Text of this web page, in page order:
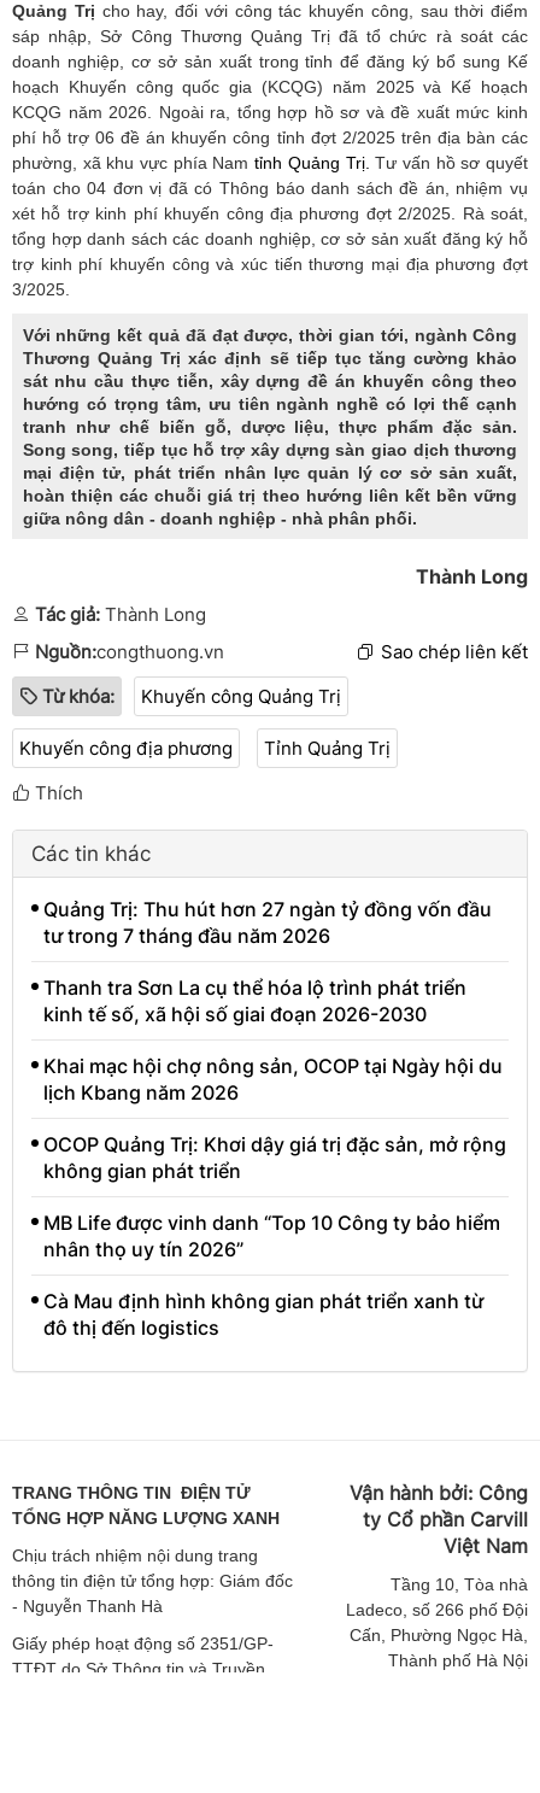
Quảng Trị cho hay, đối với công tác khuyến công, sau thời điểm
sáp nhập, Sở Công Thương Quảng Trị đã tổ chức rà soát các
doanh nghiệp, cơ sở sản xuất trong tỉnh để đăng ký bổ sung Kế
hoạch Khuyến công quốc gia (KCQG) năm 2025 và Kế hoạch
KCQG năm 2026. Ngoài ra, tổng hợp hồ sơ và đề xuất mức kinh
phí hỗ trợ 06 đề án khuyến công tỉnh đợt 2/2025 trên địa bàn các
phường, xã khu vực phía Namtỉnh Quảng Trị.Tư vấn hồ sơ quyết
toán cho 04 đơn vị đã có Thông báo danh sách đề án, nhiệm vụ
xét hỗ trợ kinh phí khuyến công địa phương đợt 2/2025. Rà soát,
tổng hợp danh sách các doanh nghiệp, cơ sở sản xuất đăng ký hỗ
trợ kinh phí khuyến công và xúc tiến thương mại địa phương đợt
3/2025.
Với những kết quả đã đạt được, thời gian tới, ngành Công
Thương Quảng Trị xác định sẽ tiếp tục tăng cường khảo
sát nhu cầu thực tiễn, xây dựng đề án khuyến công theo
hướng có trọng tâm, ưu tiên ngành nghề có lợi thế cạnh
tranh như chế biến gỗ, dược liệu, thực phẩm đặc sản.
Song song, tiếp tục hỗ trợ xây dựng sàn giao dịch thương
mại điện tử, phát triển nhân lực quản lý cơ sở sản xuất,
hoàn thiện các chuỗi giá trị theo hướng liên kết bền vững
giữa nông dân - doanh nghiệp - nhà phân phối.
Thành Long
Tác giả: Thành Long
Nguồn:congthuong.vn
Sao chép liên kết
Từ khóa:
Khuyến công Quảng Trị
Khuyến công địa phương
Tỉnh Quảng Trị
Thích
Các tin khác
Quảng Trị: Thu hút hơn 27 ngàn tỷ đồng vốn đầu
tư trong 7 tháng đầu năm 2026
Thanh tra Sơn La cụ thể hóa lộ trình phát triển
kinh tế số, xã hội số giai đoạn 2026-2030
Khai mạc hội chợ nông sản, OCOP tại Ngày hội du
lịch Kbang năm 2026
OCOP Quảng Trị: Khơi dậy giá trị đặc sản, mở rộng
không gian phát triển
MB Life được vinh danh “Top 10 Công ty bảo hiểm
nhân thọ uy tín 2026”
Cà Mau định hình không gian phát triển xanh từ
đô thị đến logistics
TRANG THÔNG TIN ĐIỆN TỬ
TỔNG HỢP NĂNG LƯỢNG XANH
Chịu trách nhiệm nội dung trang
thông tin điện tử tổng hợp: Giám đốc
- Nguyễn Thanh Hà
Giấy phép hoạt động số 2351/GP-
TTĐT do Sở Thông tin và Truyền
Vận hành bởi: Công
ty Cổ phần Carvill
Việt Nam
Tầng 10, Tòa nhà
Ladeco, số 266 phố Đội
Cấn, Phường Ngọc Hà,
Thành phố Hà Nội